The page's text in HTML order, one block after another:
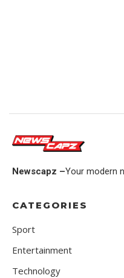
Newscapz –Your modern
CATEGORIES
Sport
Entertainment
Technology